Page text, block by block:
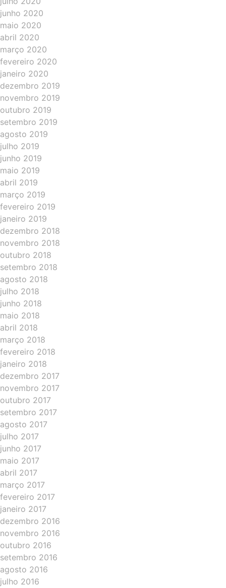
junho 2020
maio 2020
abril 2020
março 2020
fevereiro 2020
janeiro 2020
dezembro 2019
novembro 2019
outubro 2019
setembro 2019
agosto 2019
julho 2019
junho 2019
maio 2019
abril 2019
março 2019
fevereiro 2019
janeiro 2019
dezembro 2018
novembro 2018
outubro 2018
setembro 2018
agosto 2018
julho 2018
junho 2018
maio 2018
abril 2018
março 2018
fevereiro 2018
janeiro 2018
dezembro 2017
novembro 2017
outubro 2017
setembro 2017
agosto 2017
julho 2017
junho 2017
maio 2017
abril 2017
março 2017
fevereiro 2017
janeiro 2017
dezembro 2016
novembro 2016
outubro 2016
setembro 2016
agosto 2016
julho 2016